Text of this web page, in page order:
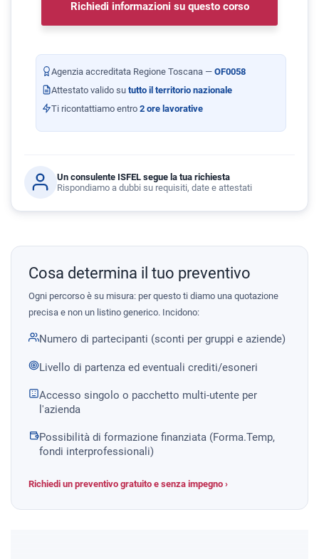
Richiedi informazioni su questo corso
Agenzia accreditata Regione Toscana — OF0058
Attestato valido su tutto il territorio nazionale
Ti ricontattiamo entro 2 ore lavorative
Un consulente ISFEL segue la tua richiesta
Rispondiamo a dubbi su requisiti, date e attestati
Cosa determina il tuo preventivo
Ogni percorso è su misura: per questo ti diamo una quotazione
precisa e non un listino generico. Incidono:
Numero di partecipanti (sconti per gruppi e aziende)
Livello di partenza ed eventuali crediti/esoneri
Accesso singolo o pacchetto multi-utente per
l'azienda
Possibilità di formazione finanziata (Forma.Temp,
fondi interprofessionali)
Richiedi un preventivo gratuito e senza impegno ›